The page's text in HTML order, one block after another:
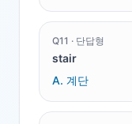
Q11 · 단답형
stair
A. 계단